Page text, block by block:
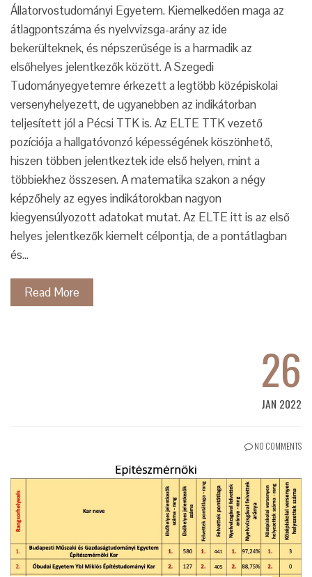
Állatorvostudományi Egyetem. Kiemelkedően maga az
átlagpontszáma és nyelvvizsga-arány az ide
bekerülteknek, és népszerűsége is a harmadik az
elsőhelyes jelentkezők között. A Szegedi
Tudományegyetemre érkezett a legtöbb középiskolai
versenyhelyezett, de ugyanebben az indikátorban
teljesített jól a Pécsi TTK is. Az ELTE TTK vezető
pozíciója a hallgatóvonzó képességének köszönhető,
hiszen többen jelentkeztek ide első helyen, mint a
többiekhez összesen. A matematika szakon a négy
képzőhely az egyes indikátorokban nagyon
kiegyensúlyozott adatokat mutat. Az ELTE itt is az első
helyes jelentkezők kiemelt célpontja, de a pontátlagban
és…
Read More
26
JAN 2022
NO COMMENTS